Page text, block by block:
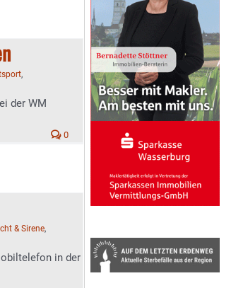
,
der WM
0
& Sirene,
in der